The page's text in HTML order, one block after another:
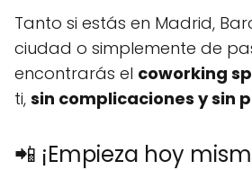
Tanto si estás en Madrid,
ciudad o simplemente de
encontrarás el coworking
ti, sin complicaciones y sin
📲 ¡Empieza hoy